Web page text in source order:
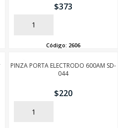
$373
AÑADIR
Código: 2606
PINZA PORTA ELECTRODO 600AM SD-
044
$220
AÑADIR